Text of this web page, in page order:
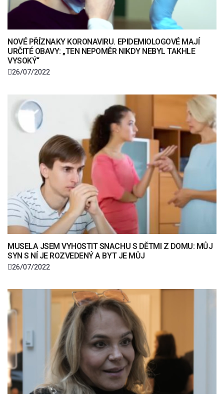
NOVÉ PŘÍZNAKY KORONAVIRU. EPIDEMIOLOGOVÉ MAJÍ
URČITÉ OBAVY: „TEN NEPOMĚR NIKDY NEBYL TAKHLE
VYSOKÝ“
26/07/2022
MUSELA JSEM VYHOSTIT SNACHU S DĚTMI Z DOMU: MŮJ
SYN S NÍ JE ROZVEDENÝ A BYT JE MŮJ
26/07/2022